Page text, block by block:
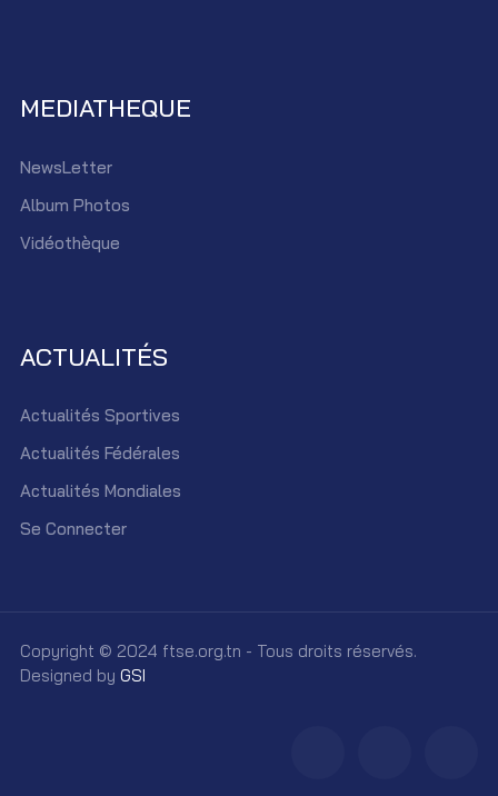
MEDIATHEQUE
NewsLetter
Album Photos
Vidéothèque
ACTUALITÉS
Actualités Sportives
Actualités Fédérales
Actualités Mondiales
Se Connecter
Copyright © 2024 ftse.org.tn - Tous droits réservés.
Designed by GSI